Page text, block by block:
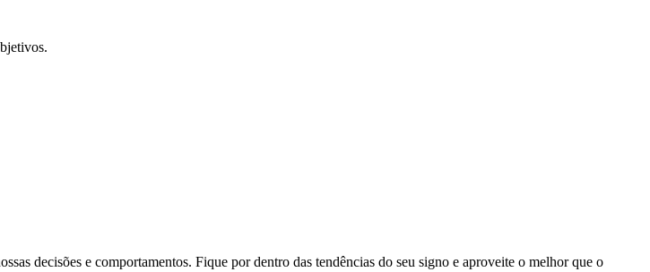
decisões e comportamentos. Fique por dentro das tendências do seu signo e aproveite o melhor que o